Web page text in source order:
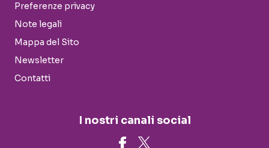
Preferenze privacy
Note legali
Mappa del Sito
Newsletter
Contatti
I nostri canali social